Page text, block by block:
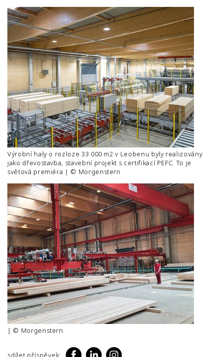
Výrobní haly o rozloze 33 000 m2 v Leobenu byly realizovány
jako dřevostavba, stavební projekt s certifikací PEFC. To je
světová premiéra | © Morgenstern
| © Morgenstern
sdílet příspěvek: